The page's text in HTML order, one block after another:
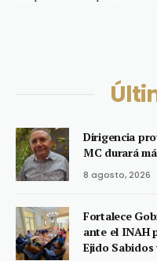
Dirigencia
MC durará
8 agosto, 2026
Fortalece
ante el INAH
Ejido